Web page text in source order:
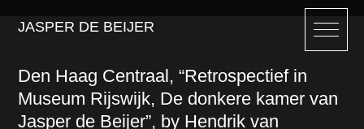
JASPER DE BEIJER
Den Haag Centraal, “Retrospectief in
Museum Rijswijk, De donkere kamer van
Jasper de Beijer”, by Hendrik van